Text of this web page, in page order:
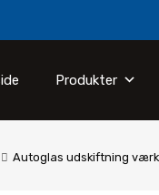
Produkter
Autoglas udskiftning